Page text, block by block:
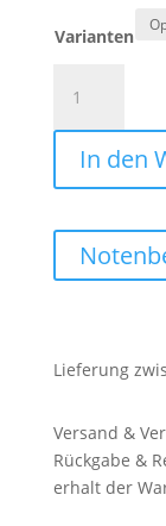
Varianten
Menge
In den
Lieferung
Versand &
Rückgabe &
erhalt der